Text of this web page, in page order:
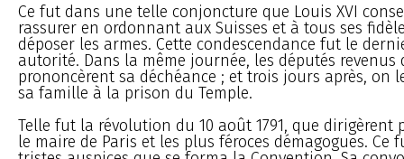
Ce fut dans une telle conjoncture que Louis XVI
rassurer en ordonnant aux Suisses et à tous ses
déposer les armes. Cette condescendance fut le
autorité. Dans la même journée, les députés revenus
prononcèrent sa déchéance ; et trois jours après, on
sa famille à la prison du Temple.
Telle fut la révolution du 10 août 1791, que dirigèrent
le maire de Paris et les plus féroces démagogues. Ce